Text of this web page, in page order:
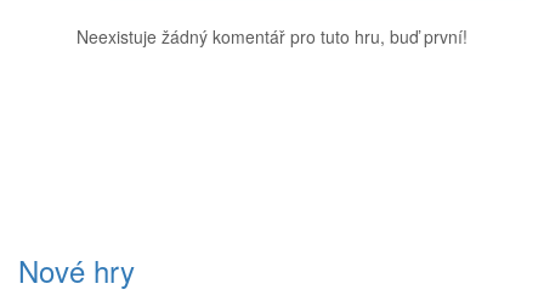
Neexistuje žádný komentář pro tuto hru, buď první!
Nové hry